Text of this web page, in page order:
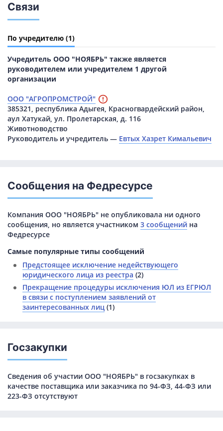
Связи
По учредителю (1)
Учредитель ООО "НОЯБРЬ" также является
руководителем или учредителем 1 другой
организации
ООО "АГРОПРОМСТРОЙ"
385321, республика Адыгея, Красногвардейский район,
аул Хатукай, ул. Пролетарская, д. 116
Животноводство
Руководитель и учредитель — Евтых Хазрет Кимальевич
Сообщения на Федресурсе
Компания ООО "НОЯБРЬ" не опубликовала ни одного
сообщения, но является участником 3 сообщений на
Федресурсе
Самые популярные типы сообщений
Предстоящее исключение недействующего
юридического лица из реестра (2)
Прекращение процедуры исключения ЮЛ из ЕГРЮЛ
в связи с поступлением заявлений от
заинтересованных лиц (1)
Госзакупки
Сведения об участии ООО "НОЯБРЬ" в госзакупках в
качестве поставщика или заказчика по 94-ФЗ, 44-ФЗ или
223-ФЗ отсутствуют